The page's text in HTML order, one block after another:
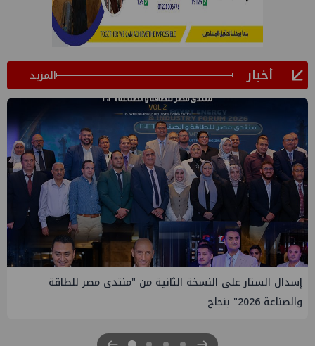
أخبار المزيد
إيني تعين مديراً جديد لها في مصر